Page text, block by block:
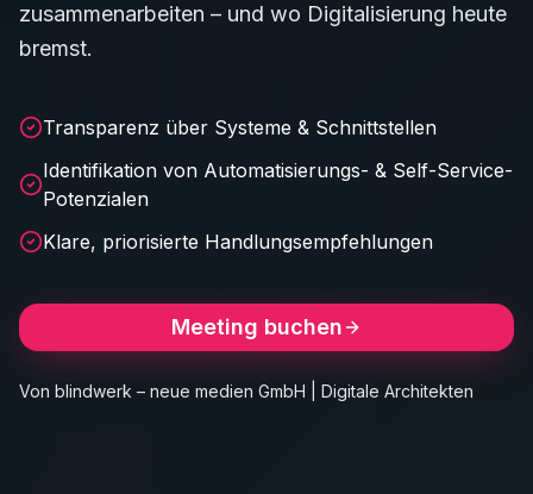
zusammenarbeiten – und wo Digitalisierung heute
bremst.
Transparenz über Systeme & Schnittstellen
Identifikation von Automatisierungs- & Self-Service-
Potenzialen
Klare, priorisierte Handlungsempfehlungen
Meeting buchen
Von blindwerk – neue medien GmbH | Digitale Architekten